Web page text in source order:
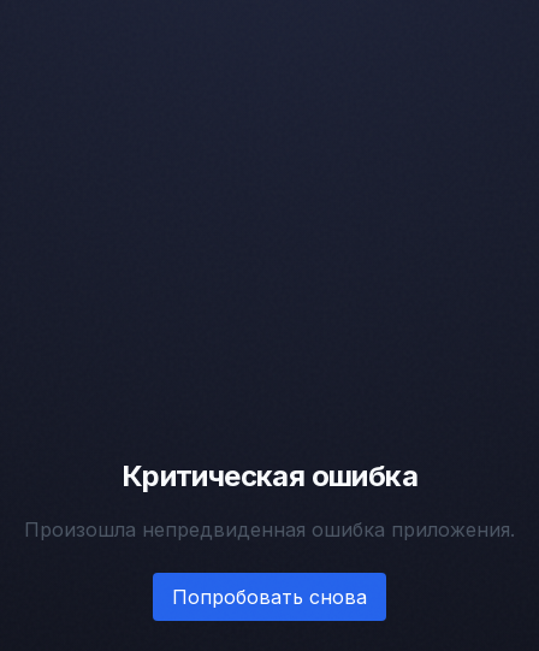
Критическая ошибка
Произошла непредвиденная ошибка приложения.
Попробовать снова